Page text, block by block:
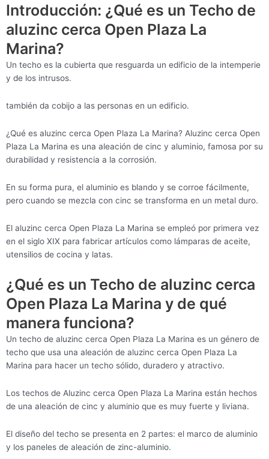
Introducción: ¿Qué es un Techo de
aluzinc cerca Open Plaza La
Marina?
Un techo es la cubierta que resguarda un edificio de la intemperie
y de los intrusos.
también da cobijo a las personas en un edificio.
¿Qué es aluzinc cerca Open Plaza La Marina? Aluzinc cerca Open
Plaza La Marina es una aleación de cinc y aluminio, famosa por su
durabilidad y resistencia a la corrosión.
En su forma pura, el aluminio es blando y se corroe fácilmente,
pero cuando se mezcla con cinc se transforma en un metal duro.
El aluzinc cerca Open Plaza La Marina se empleó por primera vez
en el siglo XIX para fabricar artículos como lámparas de aceite,
utensilios de cocina y latas.
¿Qué es un Techo de aluzinc cerca
Open Plaza La Marina y de qué
manera funciona?
Un techo de aluzinc cerca Open Plaza La Marina es un género de
techo que usa una aleación de aluzinc cerca Open Plaza La
Marina para hacer un techo sólido, duradero y atractivo.
Los techos de Aluzinc cerca Open Plaza La Marina están hechos
de una aleación de cinc y aluminio que es muy fuerte y liviana.
El diseño del techo se presenta en 2 partes: el marco de aluminio
y los paneles de aleación de zinc-aluminio.